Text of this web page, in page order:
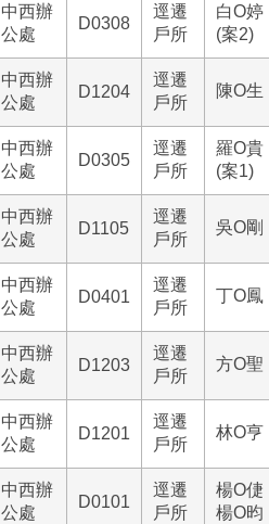
中西辦
公處
D0308
逕遷
戶所
白O婷
(案2)
中西辦
公處
D1204
逕遷
戶所
陳O生
中西辦
公處
D0305
逕遷
戶所
羅O貴
(案1)
中西辦
公處
D1105
逕遷
戶所
吳O剛
中西辦
公處
D0401
逕遷
戶所
丁O鳳
中西辦
公處
D1203
逕遷
戶所
方O聖
中西辦
公處
D1201
逕遷
戶所
林O亨
中西辦
公處
D0101
逕遷
戶所
楊O倢
楊O昀